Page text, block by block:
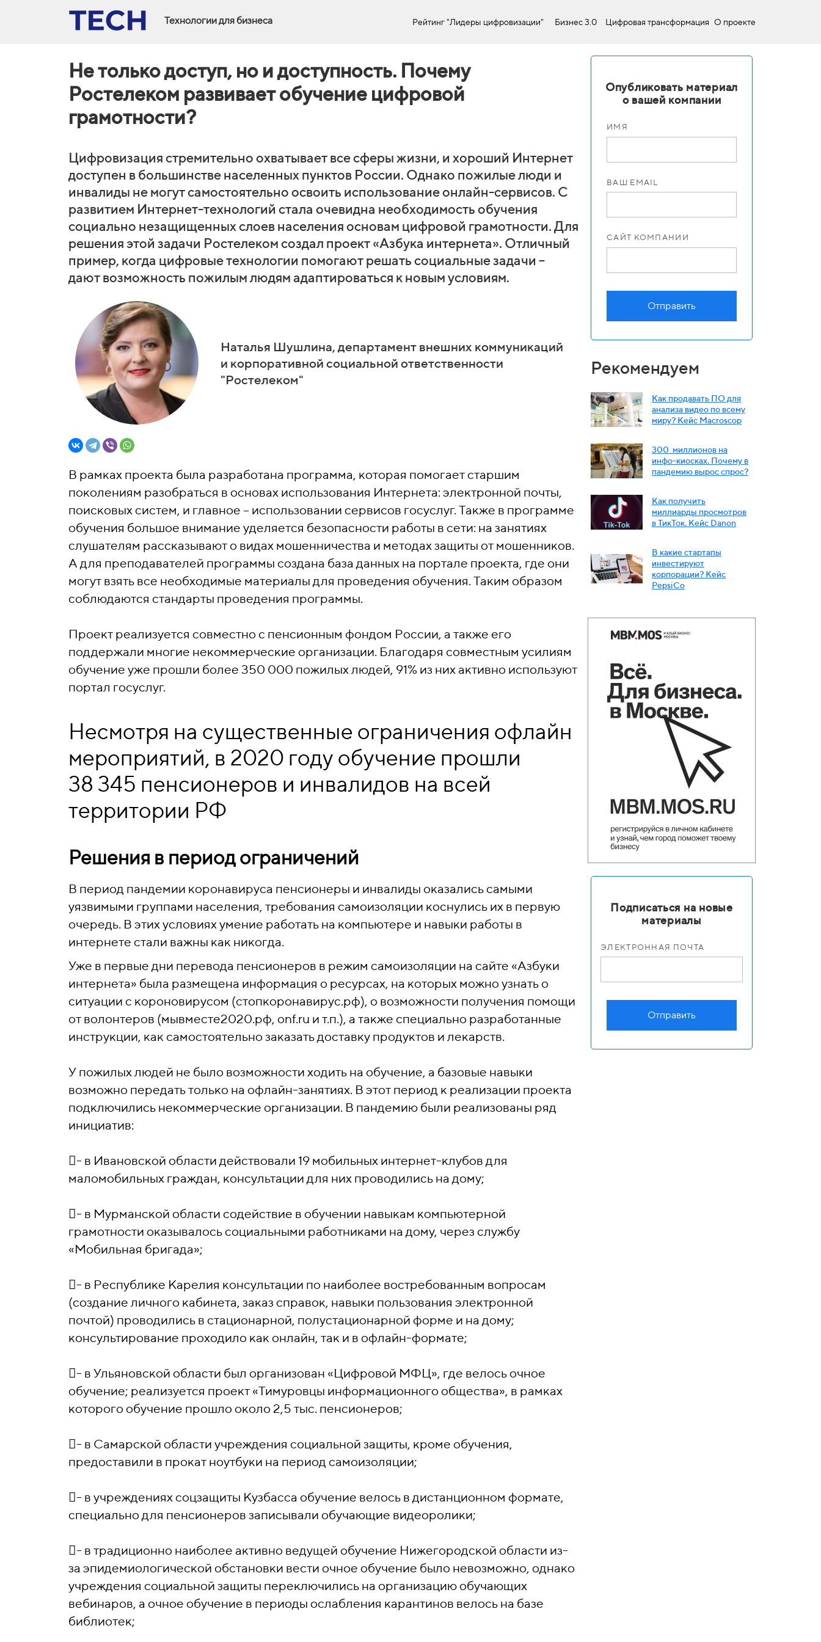
Технологии для бизнеса Рейтинг "Лидеры цифровизации" Бизнес 3.0 Цифровая трансформация О проекте
Не только доступ, но и доступность. Почему
Ростелеком развивает обучение цифровой
грамотности?
Цифровизация стремительно охватывает все сферы жизни, и хороший Интернет
доступен в большинстве населенных пунктов России. Однако пожилые люди и
инвалиды не могут самостоятельно освоить использование онлайн-сервисов. С
развитием Интернет-технологий стала очевидна необходимость обучения
социально незащищенных слоев населения основам цифровой грамотности. Для
решения этой задачи Ростелеком создал проект «Азбука интернета». Отличный
пример, когда цифровые технологии помогают решать социальные задачи –
дают возможность пожилым людям адаптироваться к новым условиям.
Наталья Шушлина, департамент внешних коммуникаций
и корпоративной социальной ответственности
"Ростелеком"
В рамках проекта была разработана программа, которая помогает старшим
поколениям разобраться в основах использования Интернета: электронной почты,
поисковых систем, и главное – использовании сервисов госуслуг. Также в программе
обучения большое внимание уделяется безопасности работы в сети: на занятиях
слушателям рассказывают о видах мошенничества и методах защиты от мошенников.
А для преподавателей программы создана база данных на портале проекта, где они
могут взять все необходимые материалы для проведения обучения. Таким образом
соблюдаются стандарты проведения программы.
Проект реализуется совместно с пенсионным фондом России, а также его
поддержали многие некоммерческие организации. Благодаря совместным усилиям
обучение уже прошли более 350 000 пожилых людей, 91% из них активно используют
портал госуслуг.
Несмотря на существенные ограничения офлайн
мероприятий, в 2020 году обучение прошли
38 345 пенсионеров и инвалидов на всей
территории РФ
Решения в период ограничений
В период пандемии коронавируса пенсионеры и инвалиды оказались самыми
уязвимыми группами населения, требования самоизоляции коснулись их в первую
очередь. В этих условиях умение работать на компьютере и навыки работы в
интернете стали важны как никогда.
Уже в первые дни перевода пенсионеров в режим самоизоляции на сайте «Азбуки
интернета» была размещена информация о ресурсах, на которых можно узнать о
ситуации с короновирусом (стопкоронавирус.рф), о возможности получения помощи
от волонтеров (мывместе2020.рф, onf.ru и т.п.), а также специально разработанные
инструкции, как самостоятельно заказать доставку продуктов и лекарств.
У пожилых людей не было возможности ходить на обучение, а базовые навыки
возможно передать только на офлайн-занятиях. В этот период к реализации проекта
подключились некоммерческие организации. В пандемию были реализованы ряд
инициатив:
- в Ивановской области действовали 19 мобильных интернет-клубов для
маломобильных граждан, консультации для них проводились на дому;
- в Мурманской области содействие в обучении навыкам компьютерной
грамотности оказывалось социальными работниками на дому, через службу
«Мобильная бригада»;
- в Республике Карелия консультации по наиболее востребованным вопросам
(создание личного кабинета, заказ справок, навыки пользования электронной
почтой) проводились в стационарной, полустационарной форме и на дому;
консультирование проходило как онлайн, так и в офлайн-формате;
- в Ульяновской области был организован «Цифровой МФЦ», где велось очное
обучение; реализуется проект «Тимуровцы информационного общества», в рамках
которого обучение прошло около 2,5 тыс. пенсионеров;
- в Самарской области учреждения социальной защиты, кроме обучения,
предоставили в прокат ноутбуки на период самоизоляции;
- в учреждениях соцзащиты Кузбасса обучение велось в дистанционном формате,
специально для пенсионеров записывали обучающие видеоролики;
- в традиционно наиболее активно ведущей обучение Нижегородской области из-
за эпидемиологической обстановки вести очное обучение было невозможно, однако
учреждения социальной защиты переключились на организацию обучающих
вебинаров, а очное обучение в периоды ослабления карантинов велось на базе
библиотек;
Опубликовать материал
о вашей компании
ИМЯ
ВАШ EMAIL
САЙТ КОМПАНИИ
Отправить
Рекомендуем
Как продавать ПО для
анализа видео по всему
миру? Кейс Macroscop
300 миллионов на
инфо-киосках. Почему в
пандемию вырос спрос?
Как получить
миллиарды просмотров
в ТикТок. Кейс Danon
В какие стартапы
инвестируют
корпорации? Кейс
PepsiСo
Подписаться на новые
материалы
ЭЛЕКТРОННАЯ ПОЧТА
Отправить